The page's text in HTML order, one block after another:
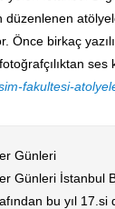
düzenlenen
Önce birkaç
ses
fakultesi-
Günleri
Günleri İstanbul
bu yıl 17.si